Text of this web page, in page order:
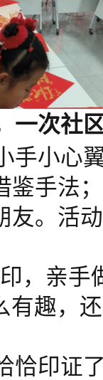
一次社
手小心
鉴手法
。活
，亲手
有趣，
恰印证